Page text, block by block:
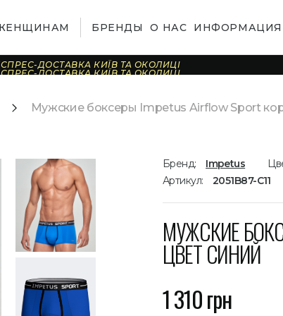
БРЕНДЫ О НАС ИНФОРМАЦИЯ
ДОСТАВКА КИЇВ ТА ОКОЛИЦІ
ДОСТАВКА КИЇВ ТА ОКОЛИЦІ
ДОСТАВКА КИЇВ ТА ОКОЛИЦІ
ДОСТАВКА КИЇВ ТА ОКОЛИЦІ
ДОСТАВКА КИЇВ ТА ОКОЛИЦІ
ДОСТАВКА КИЇВ ТА ОКОЛИЦІ
ДОСТАВКА КИЇВ ТА ОКОЛИЦІ
ДОСТАВКА КИЇВ ТА ОКОЛИЦІ
ДОСТАВКА КИЇВ ТА ОКОЛИЦІ
Мужские боксеры Impetus Airflow Sport
Бренд: Impetus
Артикул:
2051B87-C11
МУЖСКИЕ
ЦВЕТ СИНИЙ
1 310 грн